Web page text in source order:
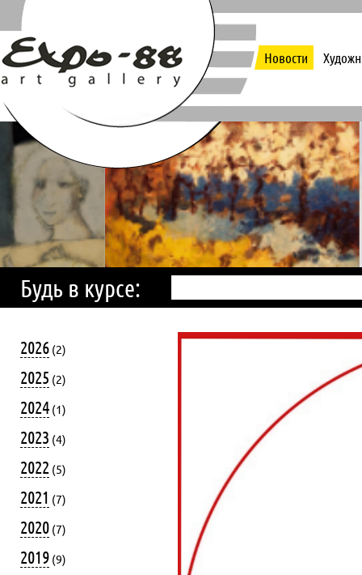
Новости
Будь в курсе:
2026 (2)
2025 (2)
2024 (1)
2023 (4)
2022 (5)
2021 (7)
2020 (7)
2019 (9)